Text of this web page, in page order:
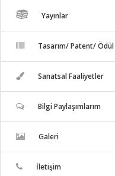
Yayınlar
Tasarım/ Patent/ Ödül
Sanatsal Faaliyetler
Bilgi Paylaşımlarım
Galeri
İletişim